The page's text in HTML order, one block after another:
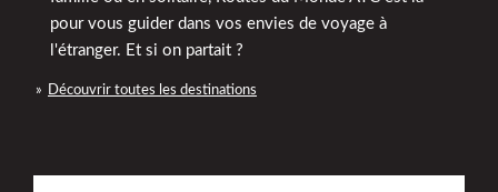
pour vous guider dans vos envies de voyage à
l'étranger. Et si on partait ?
Découvrir toutes les destinations